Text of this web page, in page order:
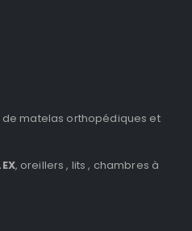
matelas orthopédiques et
, oreillers , lits , chambres à